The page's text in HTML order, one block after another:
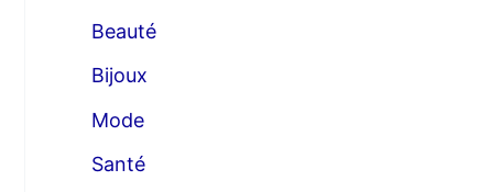
Beauté
Bijoux
Mode
Santé